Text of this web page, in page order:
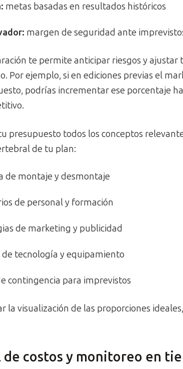
metas basadas en resultados históricos
margen de seguridad ante
te permite anticipar riesgos y
Por ejemplo, si en ediciones previas el
podrías incrementar ese porcentaje
presupuesto todos los conceptos
de tu plan:
de montaje y desmontaje
de personal y formación
de marketing y publicidad
tecnología y equipamiento
contingencia para imprevistos
la visualización de las proporciones
de costos y monitoreo en